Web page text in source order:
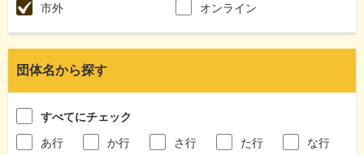
市外
オンライン
団体名から探す
すべてにチェック
あ行
か行 さ行 た行
な行